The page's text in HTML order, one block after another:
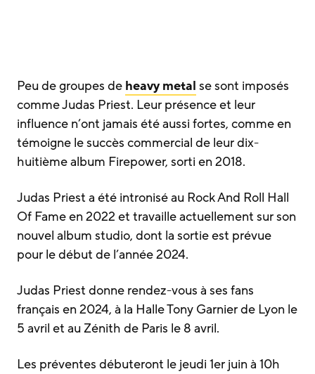
Peu de groupes de heavy metal se sont imposés
comme Judas Priest. Leur présence et leur
influence n’ont jamais été aussi fortes, comme en
témoigne le succès commercial de leur dix-
huitième album Firepower, sorti en 2018.
Judas Priest a été intronisé au Rock And Roll Hall
Of Fame en 2022 et travaille actuellement sur son
nouvel album studio, dont la sortie est prévue
pour le début de l’année 2024.
Judas Priest donne rendez-vous à ses fans
français en 2024, à la Halle Tony Garnier de Lyon le
5 avril et au Zénith de Paris le 8 avril.
Les préventes débuteront le jeudi 1er juin à 10h